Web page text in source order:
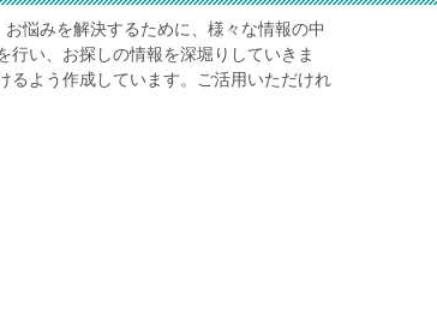
悩みを解決するために、様々な情報の中
い、お探しの情報を深堀りしていきま
るよう作成しています。ご活用いただけれ